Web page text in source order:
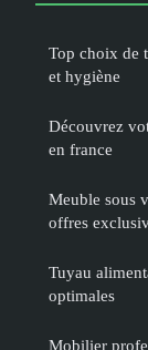
Top choix de
et hygiène
Découvrez
en france
Meuble sous
offres
Tuyau
optimales
Mobilier